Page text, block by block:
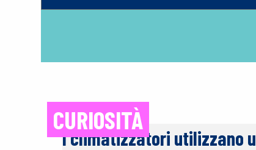
CURIOSITÀ
I climatizzatori utilizzano